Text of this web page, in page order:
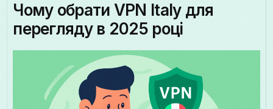
Українська
Чому обрати VPN Italy для
перегляду в 2025 році